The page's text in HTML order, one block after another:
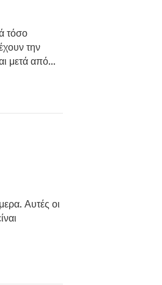
τόσο
την
μετά από…
Αυτές οι